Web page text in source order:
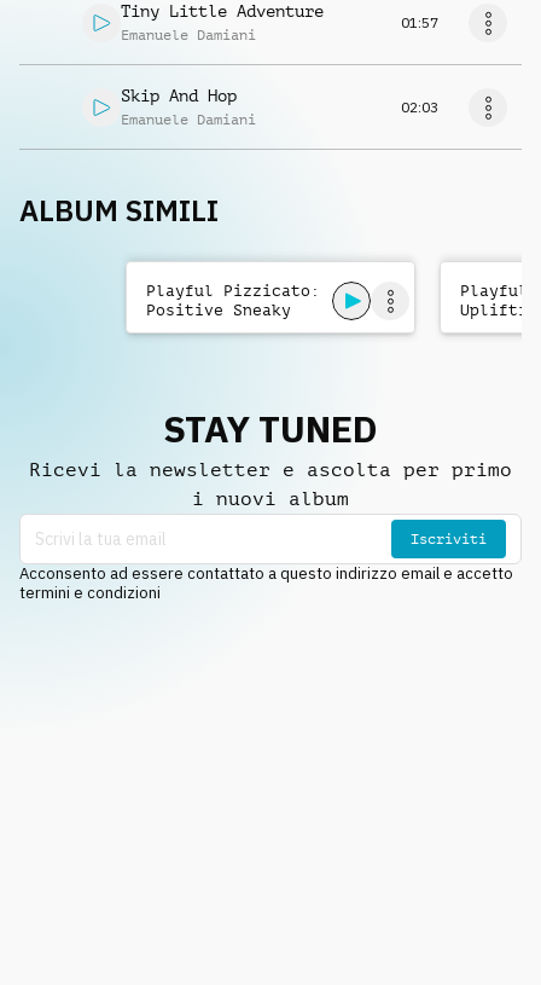
Tiny Little Adventure
Emanuele Damiani
01:57
Skip And Hop
Emanuele Damiani
02:03
ALBUM SIMILI
Playful Pizzicato:
Positive Sneaky
Kids
Playful
Kids
STAY TUNED
Ricevi la newsletter e ascolta per primo
i nuovi album
Iscriviti
Acconsento ad essere contattato a questo indirizzo email e accetto
termini e condizioni